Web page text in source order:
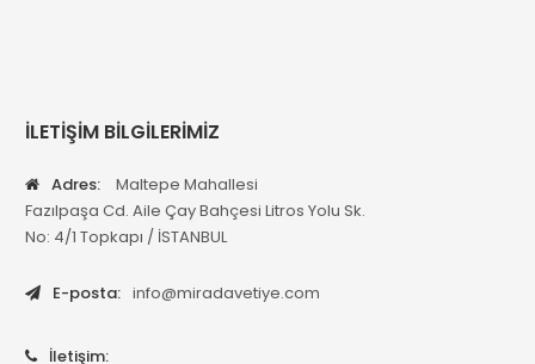
İLETİŞİM BİLGİLERİMİZ
Adres:
Maltepe Mahallesi
Fazılpaşa Cd. Aile Çay Bahçesi Litros Yolu Sk.
No: 4/1 Topkapı / İSTANBUL
E-posta: info@miradavetiye.com
İletişim: